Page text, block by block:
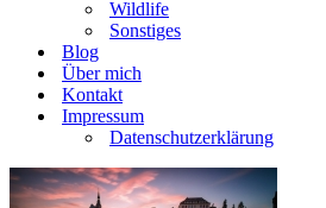
Wildlife
Sonstiges
Blog
Über mich
Kontakt
Impressum
Datenschutzerklärung